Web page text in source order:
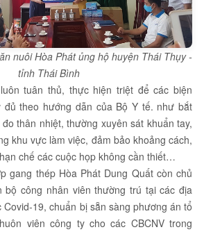
nuôi Hòa Phát ủng hộ huyện Thái Thụy -
tỉnh Thái Bình
tuân thủ, thực hiện triệt để các biện
đủ theo hướng dẫn của Bộ Y tế. như bắt
thân nhiệt, thường xuyên sát khuẩn tay,
khu vực làm việc, đảm bảo khoảng cách,
chế các cuộc họp không cần thiết…
gang thép Hòa Phát Dung Quất còn chủ
bộ công nhân viên thường trú tại các địa
19, chuẩn bị sẵn sàng phương án tổ
viên công ty cho các CBCNV trong